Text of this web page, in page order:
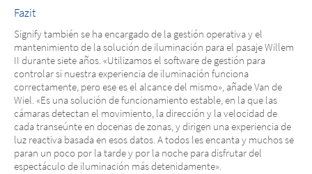
Fazit
Signify también se ha encargado de la gestión operativa y el
mantenimiento de la solución de iluminación para el pasaje Willem
II durante siete años. «Utilizamos el software de gestión para
controlar si nuestra experiencia de iluminación funciona
correctamente, pero ese es el alcance del mismo», añade Van de
Wiel. «Es una solución de funcionamiento estable, en la que las
cámaras detectan el movimiento, la dirección y la velocidad de
cada transeúnte en docenas de zonas, y dirigen una experiencia de
luz reactiva basada en esos datos. A todos les encanta y muchos se
paran un poco por la tarde y por la noche para disfrutar del
espectáculo de iluminación más detenidamente».